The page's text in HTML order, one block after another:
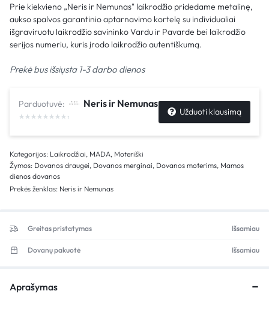
Prie kiekvieno „Neris ir Nemunas" laikrodžio pridedame metalinę,
aukso spalvos garantinio aptarnavimo kortelę su individualiai
išgraviruotu laikrodžio savininko Vardu ir Pavarde bei laikrodžio
serijos numeriu, kuris įrodo laikrodžio autentiškumą.
Prekė bus išsiųsta 1-3 darbo dienos
Parduotuvė: Neris ir Nemunas
Užduoti klausimą
Kategorijos: Laikrodžiai, MADA, Moteriški
Žymos: Dovanos draugei, Dovanos merginai, Dovanos moterims, Mamos
dienos dovanos
Prekės ženklas: Neris ir Nemunas
Greitas pristatymas Išsamiau
Dovanų pakuotė Išsamiau
Aprašymas